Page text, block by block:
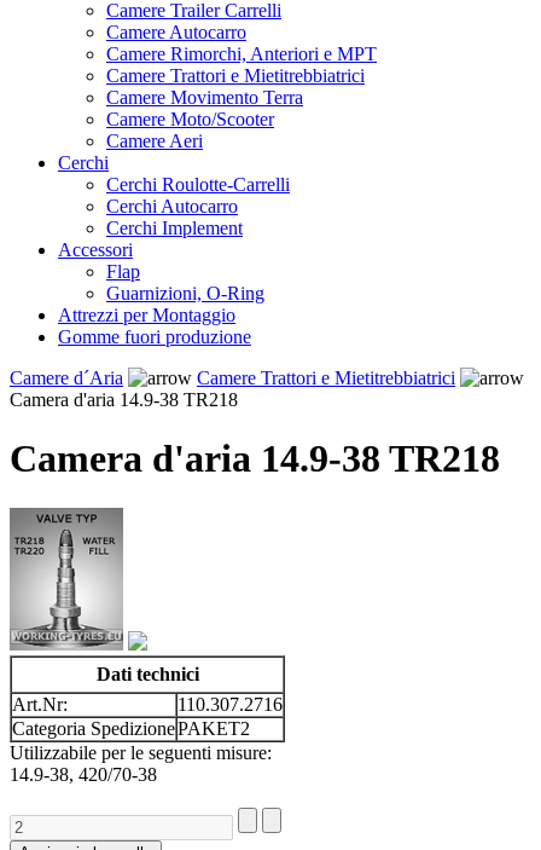
Camere Trailer Carrelli
Camere Autocarro
Camere Rimorchi, Anteriori e MPT
Camere Trattori e Mietitrebbiatrici
Camere Movimento Terra
Camere Moto/Scooter
Camere Aeri
Cerchi
Cerchi Roulotte-Carrelli
Cerchi Autocarro
Cerchi Implement
Accessori
Flap
Guarnizioni, O-Ring
Attrezzi per Montaggio
Gomme fuori produzione
Camere d´Aria
Camere Trattori e Mietitrebbiatrici
Camera d'aria 14.9-38 TR218
Camera d'aria 14.9-38 TR218
Dati technici
Art.Nr:
110.307.2716
Categoria SpedizionePAKET2
Utilizzabile per le seguenti misure:
14.9-38, 420/70-38